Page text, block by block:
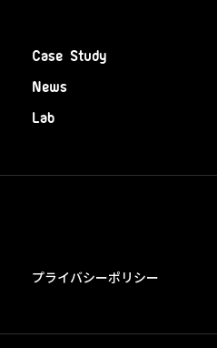
Case Study
News
Lab
プライバシーポリシー